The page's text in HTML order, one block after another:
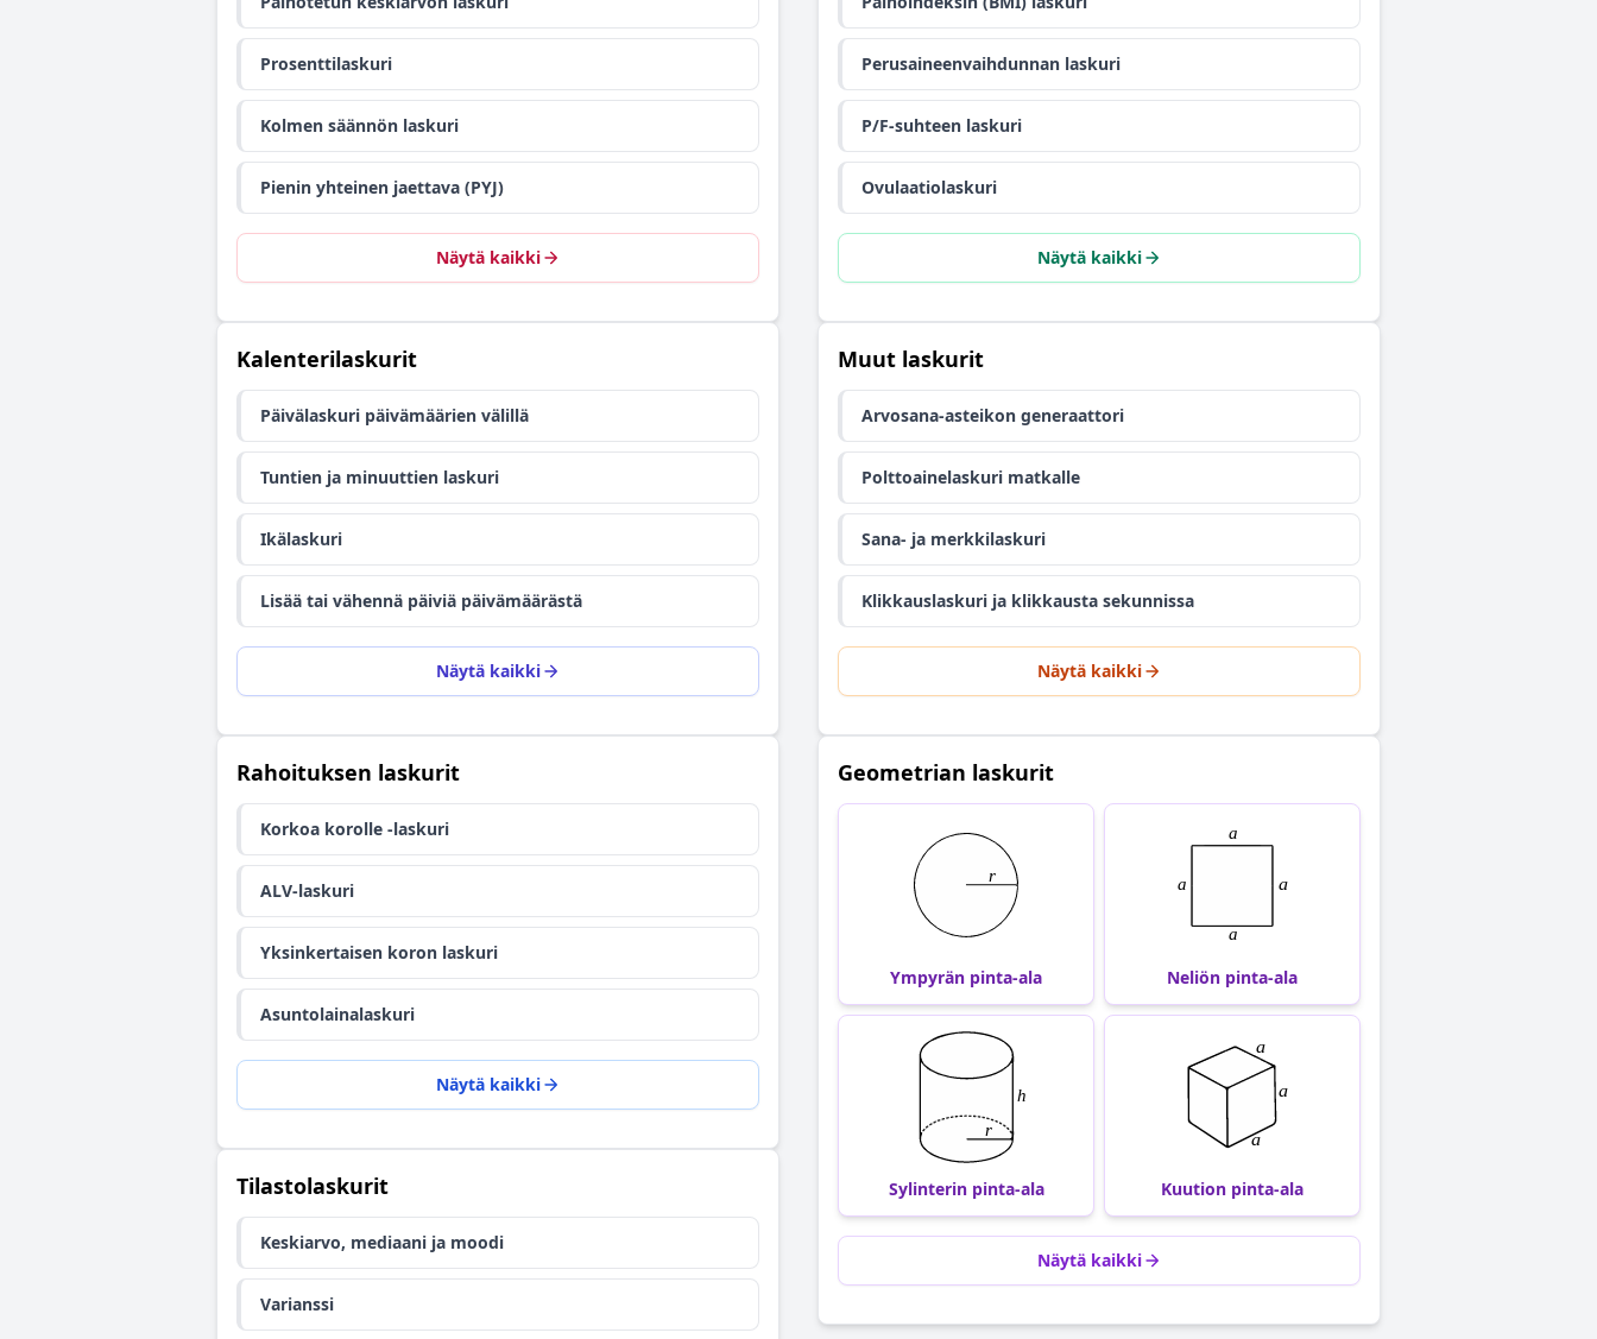
Prosenttilaskuri
Kolmen säännön laskuri
Pienin yhteinen jaettava (PYJ)
Näytä kaikki
Kalenterilaskurit
Päivälaskuri päivämäärien välillä
Tuntien ja minuuttien laskuri
Ikälaskuri
Lisää tai vähennä päiviä päivämäärästä
Näytä kaikki
Rahoituksen laskurit
Korkoa korolle -laskuri
ALV-laskuri
Yksinkertaisen koron laskuri
Asuntolainalaskuri
Näytä kaikki
Tilastolaskurit
Keskiarvo, mediaani ja moodi
Varianssi
Perusaineenvaihdunnan laskuri
P/F-suhteen laskuri
Ovulaatiolaskuri
Näytä kaikki
Muut laskurit
Arvosana-asteikon generaattori
Polttoainelaskuri matkalle
Sana- ja merkkilaskuri
Klikkauslaskuri ja klikkausta sekunnissa
Näytä kaikki
Geometrian laskurit
Ympyrän pinta-ala Neliön pinta-ala
Sylinterin pinta-ala Kuution pinta-ala
Näytä kaikki